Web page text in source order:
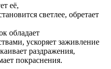
её,
светлее, обретает
обладает
ускоряет заживление
раздражения,
покраснения.